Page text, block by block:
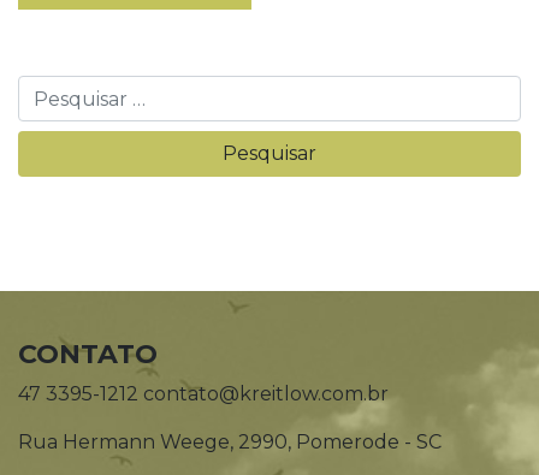
CONTATO
47 3395-1212 contato@kreitlow.com.br
Rua Hermann Weege, 2990, Pomerode - SC